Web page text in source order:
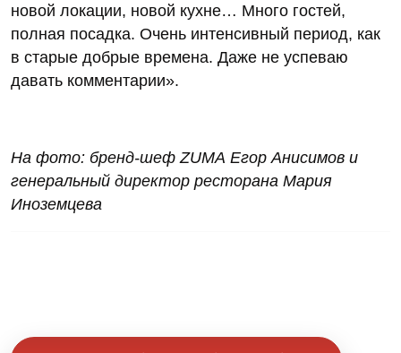
новой локации, новой кухне… Много гостей,
полная посадка. Очень интенсивный период, как
в старые добрые времена. Даже не успеваю
давать комментарии».
На фото: бренд-шеф ZUMA Егор Анисимов и
генеральный директор ресторана Мария
Иноземцева